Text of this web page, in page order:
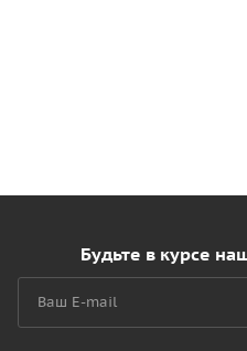
Будьте в курсе